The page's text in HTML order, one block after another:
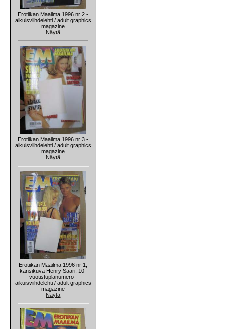
Erotiikan Maailma 1996 nr 2 -
aikuisviihdelehti / adult graphics
magazine
Näytä
Erotiikan Maailma 1996 nr 3 -
aikuisviihdelehti / adult graphics
magazine
Näytä
Erotiikan Maailma 1996 nr 1,
kansikuva Henry Saari, 10-
vuotistuplanumero -
aikuisviihdelehti / adult graphics
magazine
Näytä